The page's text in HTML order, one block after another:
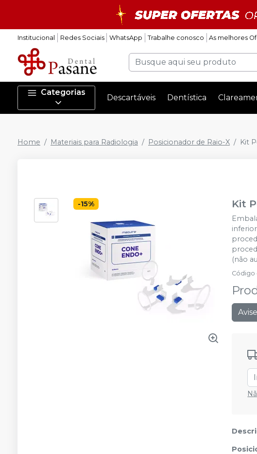
Institucional Redes Sociais WhatsApp Trabalhe conosco As melhores
Categorias
Descartáveis Dentística
Home Materiais para Radiologia Posicionador de Raio-X Kit
-15% Kit
(não
Código